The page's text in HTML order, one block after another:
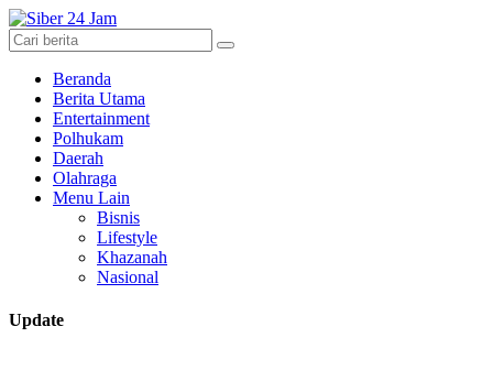
Beranda
Berita Utama
Entertainment
Polhukam
Daerah
Olahraga
Menu Lain
Bisnis
Lifestyle
Khazanah
Nasional
Update